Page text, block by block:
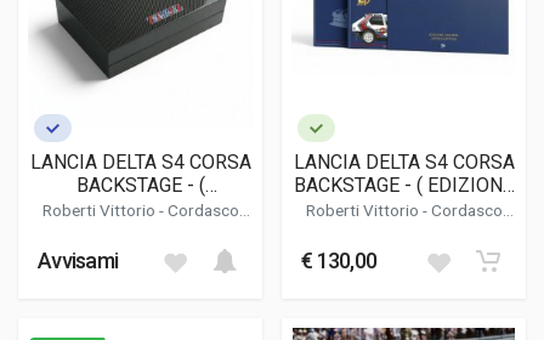
LANCIA DELTA S4 CORSA
BACKSTAGE - (
COLLECTOR'S EDITION )
Roberti Vittorio -Cordasco
Avvisami
LANCIA DELTA S4 CORSA
BACKSTAGE - ( EDIZIONE
LIMITATA / LIMITED
Roberti Vittorio -Cordasco
€ 130,00